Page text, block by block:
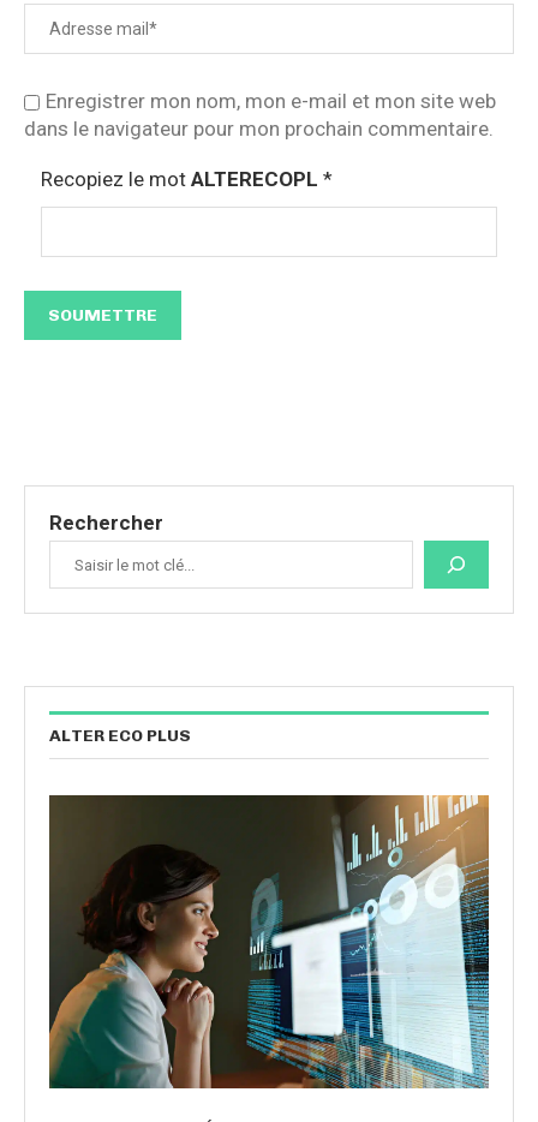
Enregistrer mon nom, mon e-mail et mon site web
dans le navigateur pour mon prochain commentaire.
Recopiez le mot ALTERECOPL *
Rechercher
ALTER ECO PLUS